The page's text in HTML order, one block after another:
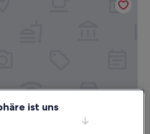
Lyon - MGallery Collection
- MGallery Collection
ist uns